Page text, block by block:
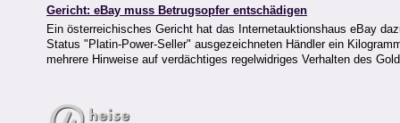
Gericht: eBay muss Betrugsopfer entschädigen
Ein österreichisches Gericht hat das Internetauktionshaus eBay
Status "Platin-Power-Seller" ausgezeichneten Händler ein
mehrere Hinweise auf verdächtiges regelwidriges Verhalten des